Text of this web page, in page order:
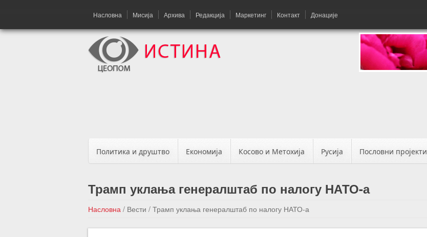
Насловна Мисија Архива Редакција Маркетинг Контакт Донације
Политика и друштво Економија Косово и Метохија Русија Пословни пројекти
Трамп уклања генералштаб по налогу НАТО-а
Насловна / Вести / Трамп уклања генералштаб по налогу НАТО-а